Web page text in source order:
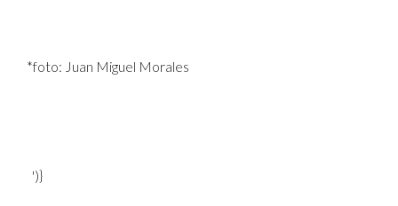
*foto: Juan Miguel Morales
')}